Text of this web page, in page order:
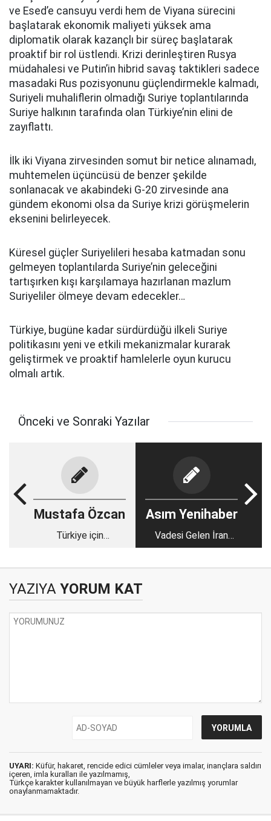
ve Esed’e cansuyu verdi hem de Viyana sürecini
başlatarak ekonomik maliyeti yüksek ama
diplomatik olarak kazançlı bir süreç başlatarak
proaktif bir rol üstlendi. Krizi derinleştiren Rusya
müdahalesi ve Putin’in hibrid savaş taktikleri sadece
masadaki Rus pozisyonunu güçlendirmekle kalmadı,
Suriyeli muhaliflerin olmadığı Suriye toplantılarında
Suriye halkının tarafında olan Türkiye’nin elini de
zayıflattı.
İlk iki Viyana zirvesinden somut bir netice alınamadı,
muhtemelen üçüncüsü de benzer şekilde
sonlanacak ve akabindeki G-20 zirvesinde ana
gündem ekonomi olsa da Suriye krizi görüşmelerin
eksenini belirleyecek.
Küresel güçler Suriyelileri hesaba katmadan sonu
gelmeyen toplantılarda Suriye’nin geleceğini
tartışırken kışı karşılamaya hazırlanan mazlum
Suriyeliler ölmeye devam edecekler…
Türkiye, bugüne kadar sürdürdüğü ilkeli Suriye
politikasını yeni ve etkili mekanizmalar kurarak
geliştirmek ve proaktif hamlelerle oyun kurucu
olmalı artık.
Önceki ve Sonraki Yazılar
Mustafa Özcan
Türkiye için
Asım Yenihaber
Vadesi Gelen İran
Generalleri...
YAZIYA YORUM KAT
UYARI: Küfür, hakaret, rencide edici cümleler veya imalar, inançlara saldırı
içeren, imla kuralları ile yazılmamış,
Türkçe karakter kullanılmayan ve büyük harflerle yazılmış yorumlar
onaylanmamaktadır.